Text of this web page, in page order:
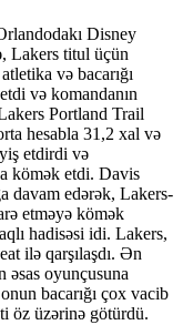
Disney
Lakers titul üçün
və bacarığı
və komandanın
Portland Trail
hesabla 31,2 xal və
etdirdi və
kömək etdi. Davis
davam edərək, Lakers-
etməyə kömək
hadisəsi idi. Lakers,
ilə qarşılaşdı. Ən
əsas oyunçusuna
bacarığı çox vacib
öz üzərinə götürdü.